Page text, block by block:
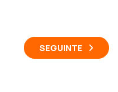
SEGUINTE